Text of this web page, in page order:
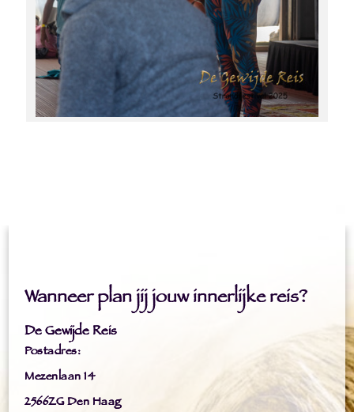
Wanneer plan jij jouw innerlijke reis?
De Gewijde Reis
Postadres:
Mezenlaan 14
2566ZG Den Haag